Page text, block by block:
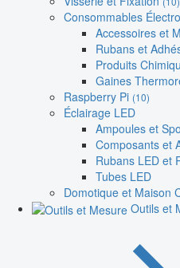
Consommables
Accessoires et
Rubans et
Produits
Gaines
Raspberry Pi (10)
Éclairage LED
Ampoules et
Composants et
Rubans LED et
Tubes LED
Domotique et Maison
Outils et